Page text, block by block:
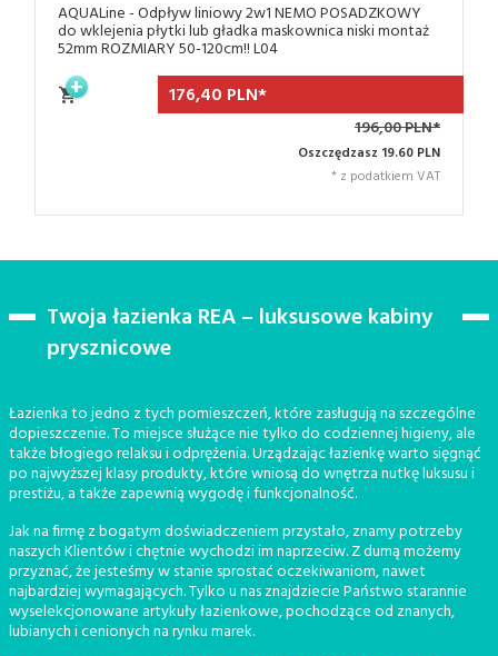
AQUALine - Odpływ liniowy 2w1 NEMO POSADZKOWY
do wklejenia płytki lub gładka maskownica niski montaż
52mm ROZMIARY 50-120cm!! L04
176,40 PLN*
196,00 PLN*
Oszczędzasz 19.60 PLN
* z podatkiem VAT
Twoja łazienka REA – luksusowe kabiny
prysznicowe
Łazienka to jedno z tych pomieszczeń, które zasługują na szczególne
dopieszczenie. To miejsce służące nie tylko do codziennej higieny, ale
także błogiego relaksu i odprężenia. Urządzając łazienkę warto sięgnąć
po najwyższej klasy produkty, które wniosą do wnętrza nutkę luksusu i
prestiżu, a także zapewnią wygodę i funkcjonalność.
Jak na firmę z bogatym doświadczeniem przystało, znamy potrzeby
naszych Klientów i chętnie wychodzi im naprzeciw. Z dumą możemy
przyznać, że jesteśmy w stanie sprostać oczekiwaniom, nawet
najbardziej wymagających. Tylko u nas znajdziecie Państwo starannie
wyselekcjonowane artykuły łazienkowe, pochodzące od znanych,
lubianych i cenionych na rynku marek.